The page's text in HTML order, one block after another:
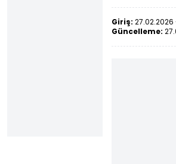
Giriş: 27.02.2026
Güncelleme: